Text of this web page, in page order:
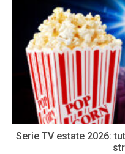
Serie TV estate 2026: